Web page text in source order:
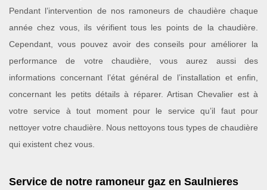
Pendant l’intervention de nos ramoneurs de chaudière chaque
année chez vous, ils vérifient tous les points de la chaudière.
Cependant, vous pouvez avoir des conseils pour améliorer la
performance de votre chaudière, vous aurez aussi des
informations concernant l’état général de l’installation et enfin,
concernant les petits détails à réparer. Artisan Chevalier est à
votre service à tout moment pour le service qu’il faut pour
nettoyer votre chaudière. Nous nettoyons tous types de chaudière
qui existent chez vous.
Service de notre ramoneur gaz en Saulnieres